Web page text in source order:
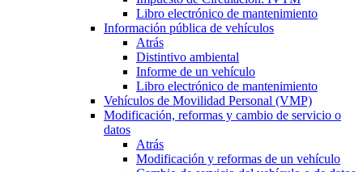
Libro electrónico de mantenimiento
Información pública de vehículos
Atrás
Distintivo ambiental
Informe de un vehículo
Libro electrónico de mantenimiento
Vehículos de Movilidad Personal (VMP)
Modificación, reformas y cambio de servicio o
datos
Atrás
Modificación y reformas de un vehículo